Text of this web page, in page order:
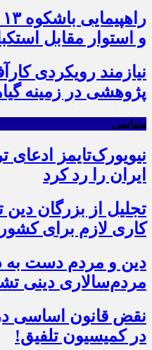
و استوار مقابل
نیازمند رویکردی
پژوهشی در زمینه
سیاسی
نیویورک‌تایمز ادعای
ایران را رد کرد
تجلیل از بزرگان
کاری لازم برای
دین و مردم دست به‌
مردم‌سالاری دینی
نقض قانون اساسی
در کمیسیون تلفیق!